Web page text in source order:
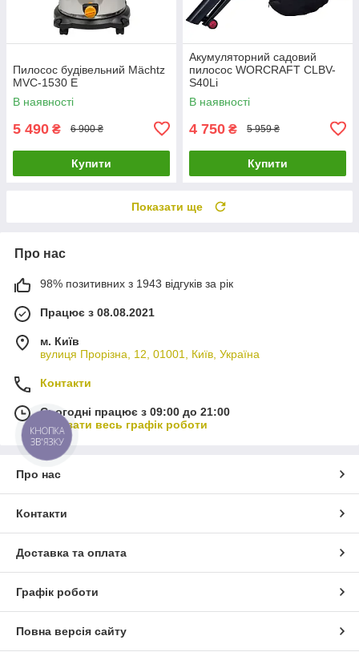
Пилосос будівельний Mächtz
MVC‑1530 Е
В наявності
5 490 ₴ 6 900 ₴
Купити
Акумуляторний садовий
пилосос WORCRAFT CLBV-
S40Li
В наявності
4 750 ₴ 5 959 ₴
Купити
Показати ще
Про нас
98% позитивних з 1943 відгуків за рік
Працює з 08.08.2021
м. Київ
вулиця Прорізна, 12, 01001, Київ, Україна
Контакти
Сьогодні працює з 09:00 до 21:00
Показати весь графік роботи
Про нас
Контакти
Доставка та оплата
Графік роботи
Повна версія сайту
КНОПКА
ЗВ'ЯЗКУ